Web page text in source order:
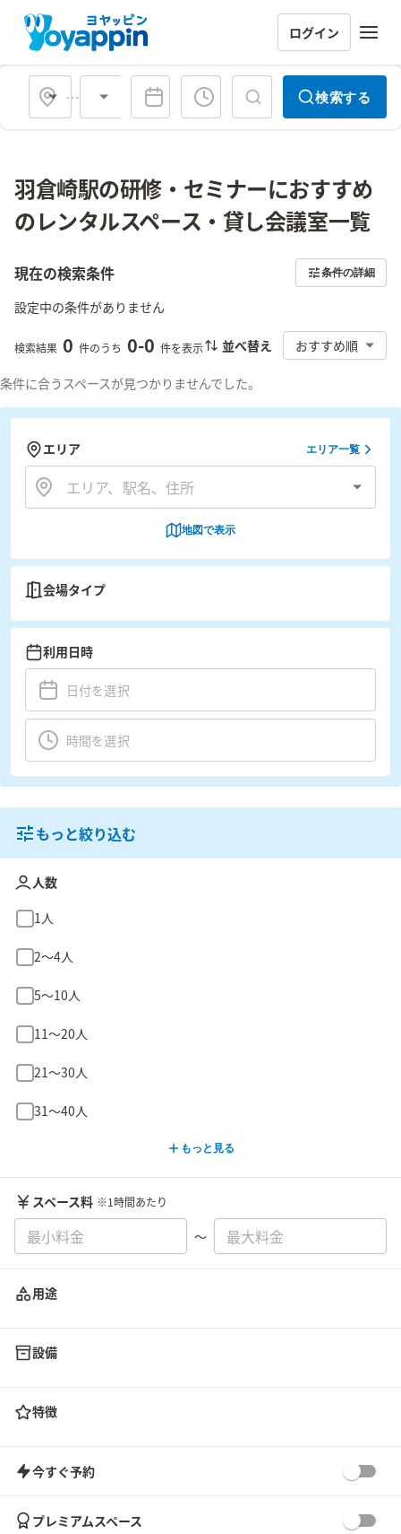
ログイン
会場タイプ 検索する
羽倉崎駅の研修・セミナーにおすすめ
のレンタルスペース・貸し会議室一覧
現在の検索条件 条件の詳細
設定中の条件がありません
検索結果 0 件のうち 0-0 件を表示 並べ替え おすすめ順
条件に合うスペースが見つかりませんでした。
エリア エリア一覧
地図で表示
会場タイプ
利用日時
もっと絞り込む
人数
1人
2〜4人
5〜10人
11〜20人
21〜30人
31〜40人
もっと見る
スペース料 ※1時間あたり
〜
用途
設備
特徴
今すぐ予約
プレミアムスペース